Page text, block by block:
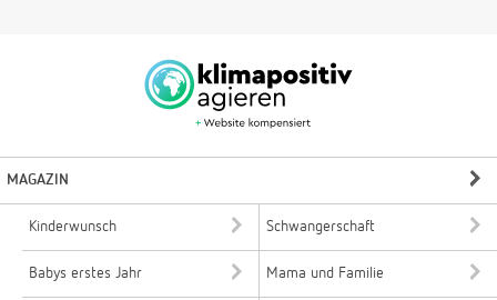
MAGAZIN
Kinderwunsch Schwangerschaft
Babys erstes Jahr Mama und Familie